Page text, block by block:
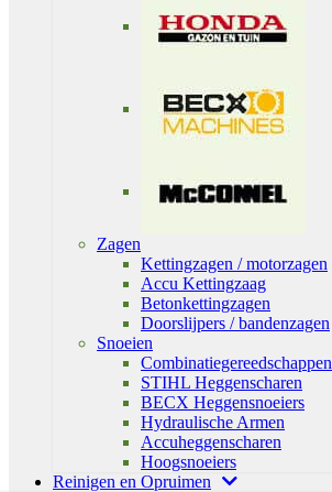
Zagen
Kettingzagen / motorzagen
Accu Kettingzaag
Betonkettingzagen
Doorslijpers / bandenzagen
Snoeien
Combinatiegereedschappen
STIHL Heggenscharen
BECX Heggensnoeiers
Hydraulische Armen
Accuheggenscharen
Hoogsnoeiers
Reinigen en Opruimen